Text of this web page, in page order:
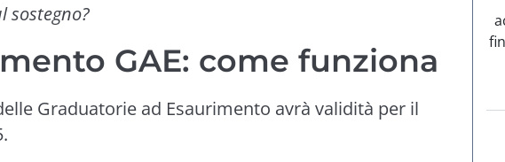
sostegno?
GAE: come funziona
Graduatorie ad Esaurimento avrà validità per il